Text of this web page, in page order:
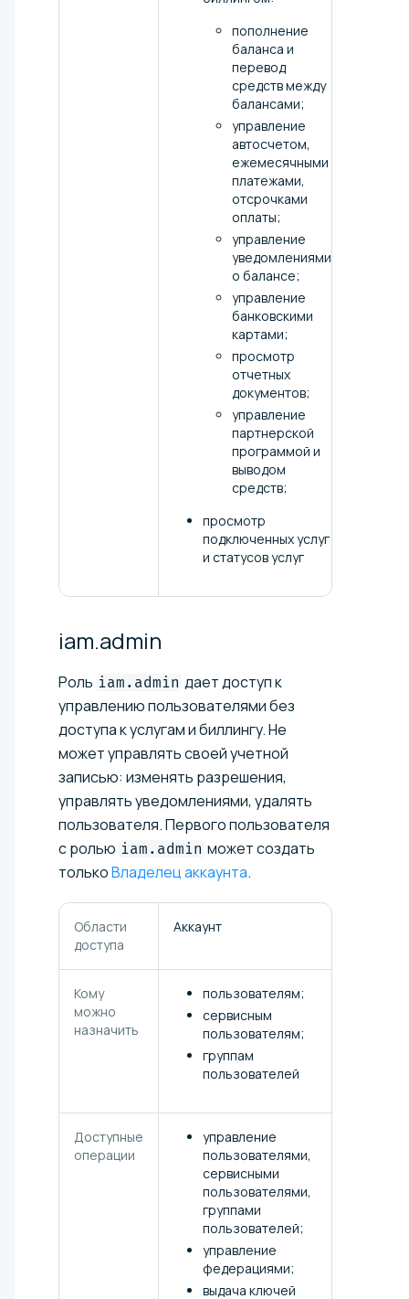
пополнение
баланса и
перевод
средств между
балансами;
управление
автосчетом,
ежемесячными
платежами,
отсрочками
оплаты;
управление
уведомлениями
о балансе;
управление
банковскими
картами;
просмотр
отчетных
документов;
управление
партнерской
программой и
выводом
средств;
просмотр
подключенных услуг
и статусов услуг
iam.admin
Роль iam.admin дает доступ к
управлению пользователями без
доступа к услугам и биллингу. Не
может управлять своей учетной
записью: изменять разрешения,
управлять уведомлениями, удалять
пользователя. Первого пользователя
с ролью iam.admin может создать
толькоВладелец аккаунта.
Области
доступа
Аккаунт
Кому
можно
назначить
пользователям;
сервисным
пользователям;
группам
пользователей
Доступные
операции
управление
пользователями,
сервисными
пользователями,
группами
пользователей;
управление
федерациями;
выдача ключей